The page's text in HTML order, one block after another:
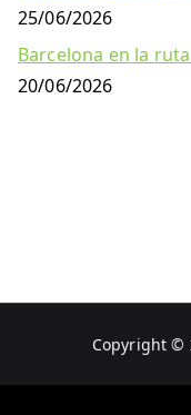
25/06/2026
Barcelona en la
20/06/2026
Copyright ©